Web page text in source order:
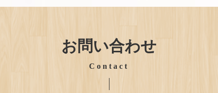
お問い合わせ
Contact